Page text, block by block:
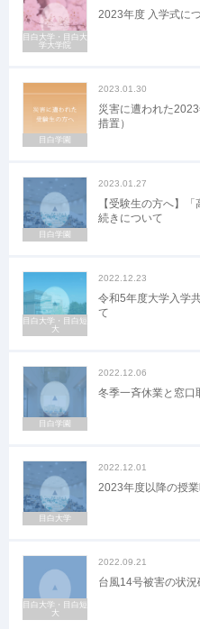
2023年度 入学式に
目白大学・目白大
学大学院
2023.01.30
災害に遭われた
措置）
目白学園
2023.01.27
【受験生の方へ】
続きについて
目白学園
2022.12.23
令和5年度大学入学
て
目白大学・目白短
大
2022.12.06
冬季一斉休業と窓口
目白学園
2022.12.01
2023年度以降の授
目白大学
2022.09.21
台風14号被害の状
目白大学・目白短
大